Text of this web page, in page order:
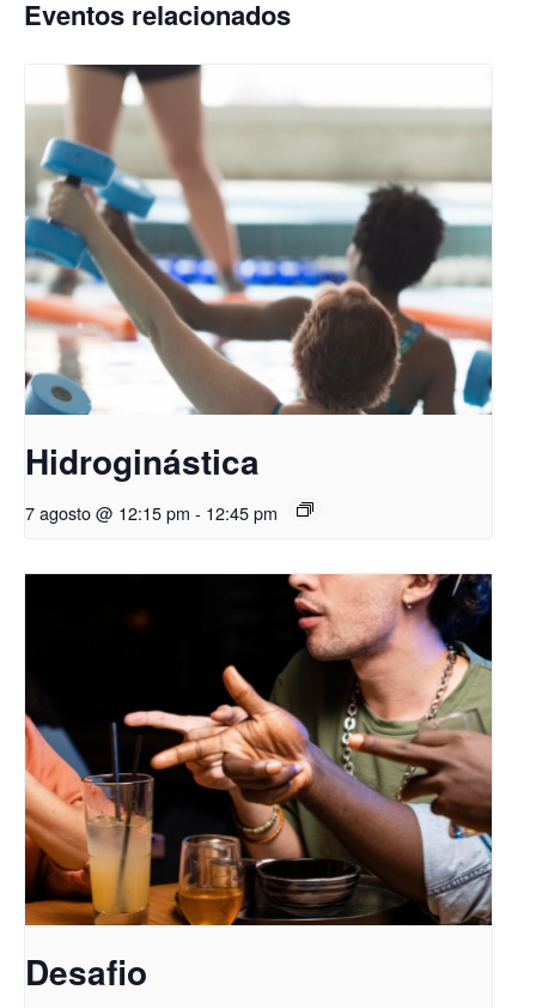
Eventos relacionados
Hidroginástica
7 agosto @ 12:15 pm - 12:45 pm
Desafio